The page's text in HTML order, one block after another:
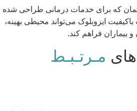
که برای خدمات درمانی طراحی شده
ایزوبلوک می‌تواند محیطی بهینه،
و بیماران فراهم کند.
مـرتـبـط